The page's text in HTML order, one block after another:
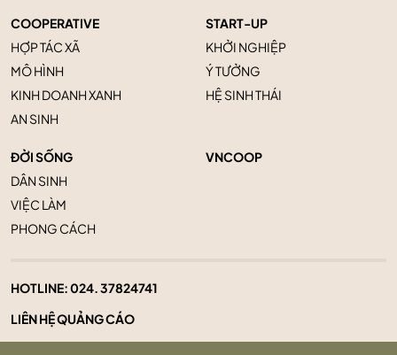
COOPERATIVE
HỢP TÁC XÃ
MÔ HÌNH
KINH DOANH XANH
AN SINH
START-UP
KHỞI NGHIỆP
Ý TƯỞNG
HỆ SINH THÁI
ĐỜI SỐNG
DÂN SINH
VIỆC LÀM
PHONG CÁCH
VNCOOP
HOTLINE:024. 37824741
LIÊN HỆ QUẢNG CÁO